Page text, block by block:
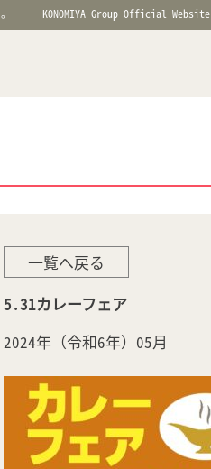
KONOMIYA Group Official Website
一覧へ戻る
5.31カレーフェア
2024年（令和6年）05月